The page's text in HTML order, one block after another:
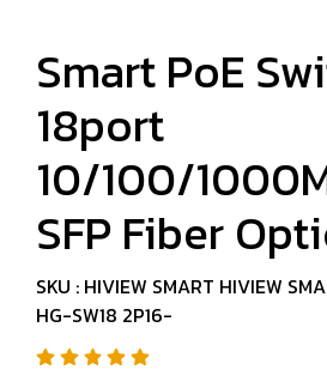
Smart PoE
18port
10/100/
SFP Fiber
SKU : HIVIEW SMART HIVIEW
HG-SW18 2P16-